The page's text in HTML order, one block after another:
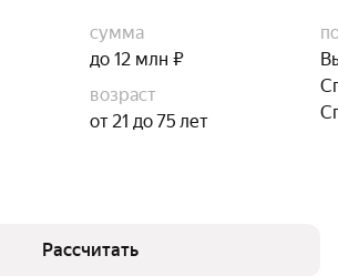
сумма
до 12 млн ₽
возраст
от 21 до 75 лет
Рассчитать